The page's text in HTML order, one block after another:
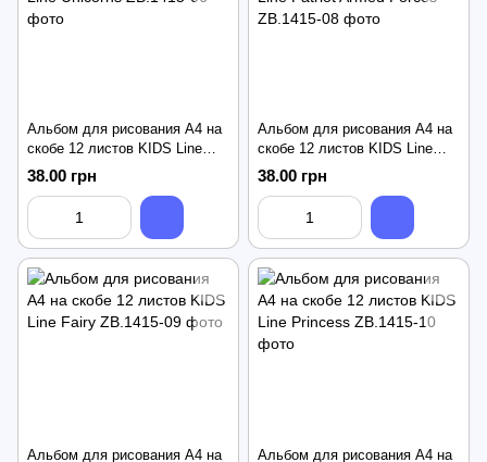
Альбом для рисования А4 на
скобе 12 листов KIDS Line
Unicorns
38.00 грн
Альбом для рисования А4 на
скобе 12 листов KIDS Line
Patriot Armed Forces
38.00 грн
Альбом для рисования А4 на
Альбом для рисования А4 на